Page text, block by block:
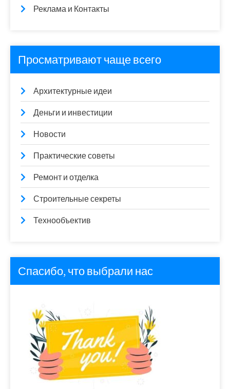
Реклама и Контакты
Просматривают чаще всего
Архитектурные идеи
Деньги и инвестиции
Новости
Практические советы
Ремонт и отделка
Строительные секреты
Технообъектив
Спасибо, что выбрали нас